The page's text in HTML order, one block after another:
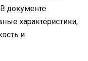
документе
характеристики,
и